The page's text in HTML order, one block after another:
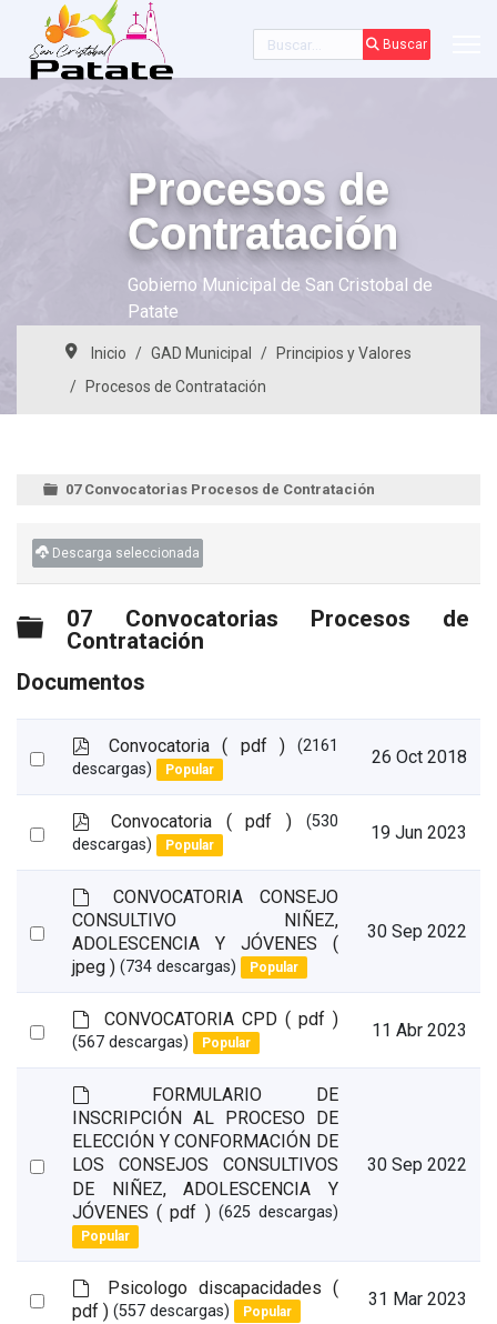
Buscar Buscar
Procesos de
Contratación
Gobierno Municipal de San Cristobal de
Patate
Inicio GAD Municipal
Principios y Valores
Procesos de Contratación
07 Convocatorias Procesos de Contratación
Descarga seleccionada
Carpeta
07 Convocatorias Procesos de
Contratación
Documentos
Select
p
d
Convocatoria ( pdf )
(2161
descargas)
Popular
26 Oct 2018
Select
p
d
Convocatoria ( pdf )
(530
descargas)
Popular
19 Jun 2023
Select
item
d
e
f
a
u
t
CONVOCATORIA CONSEJO
CONSULTIVO NIÑEZ,
ADOLESCENCIA Y JÓVENES
(
jpeg ) (734 descargas) Popular
30 Sep 2022
Select
d
e
l
t
CONVOCATORIA CPD ( pdf )
(567 descargas) Popular
11 Abr 2023
Select
d
e
f
a
u
l
t
FORMULARIO DE
INSCRIPCIÓN AL PROCESO DE
ELECCIÓN Y CONFORMACIÓN DE
LOS CONSEJOS CONSULTIVOS
DE NIÑEZ, ADOLESCENCIA Y
JÓVENES ( pdf ) (625 descargas)
Popular
30 Sep 2022
Select
d
e
Psicologo discapacidades (
pdf ) (557 descargas) Popular
31 Mar 2023